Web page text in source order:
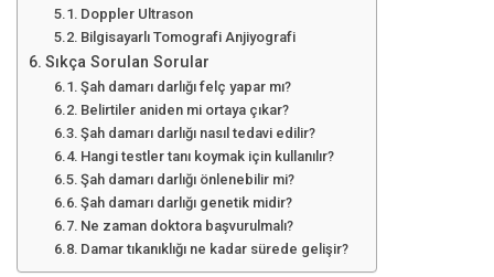
Doppler Ultrason
Bilgisayarlı Tomografi Anjiyografi
Sıkça Sorulan Sorular
Şah damarı darlığı felç yapar mı?
Belirtiler aniden mi ortaya çıkar?
Şah damarı darlığı nasıl tedavi edilir?
Hangi testler tanı koymak için kullanılır?
Şah damarı darlığı önlenebilir mi?
Şah damarı darlığı genetik midir?
Ne zaman doktora başvurulmalı?
Damar tıkanıklığı ne kadar sürede gelişir?